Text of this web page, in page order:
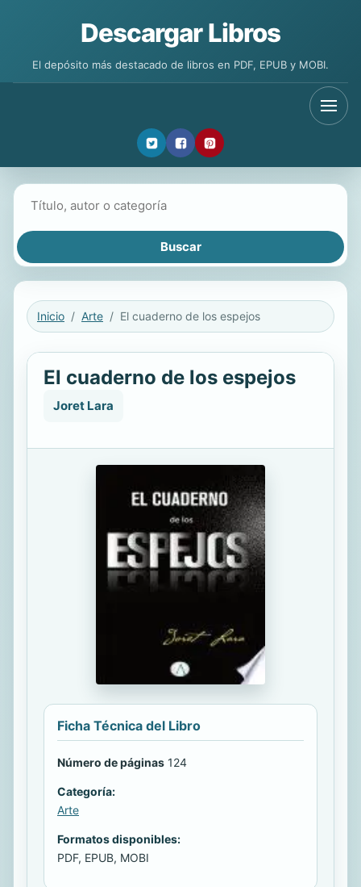
Descargar Libros
El depósito más destacado de libros en PDF, EPUB y MOBI.
Inicio Arte El cuaderno de los espejos
El cuaderno de los espejos
Joret Lara
Ficha Técnica del Libro
Número de páginas 124
Categoría:
Arte
Formatos disponibles:
PDF, EPUB, MOBI